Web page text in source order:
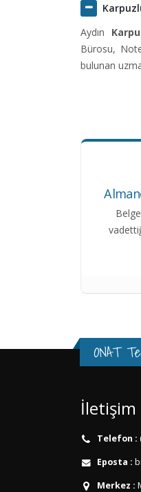
Aydın
Bürosu,
bulunan
ONAT
İletişim
Telefon :
Eposta :
Merkez :